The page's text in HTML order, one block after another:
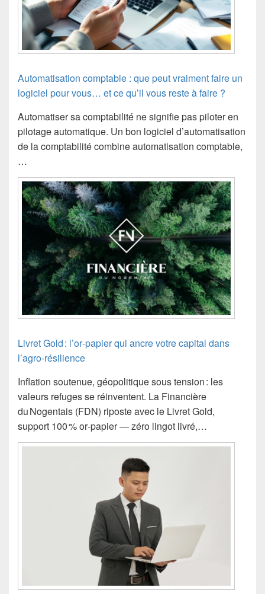
Automatisation comptable : que peut vraiment faire un
logiciel pour vous… et ce qu’il vous reste à faire ?
Automatiser sa comptabilité ne signifie pas piloter en
pilotage automatique. Un bon logiciel d’automatisation
de la comptabilité combine automatisation comptable,
…
Livret Gold : l’or‑papier qui ancre votre capital dans
l’agro‑résilience
Inflation soutenue, géopolitique sous tension : les
valeurs refuges se réinventent. La Financière
du Nogentais (FDN) riposte avec le Livret Gold,
support 100 % or‑papier — zéro lingot livré,…